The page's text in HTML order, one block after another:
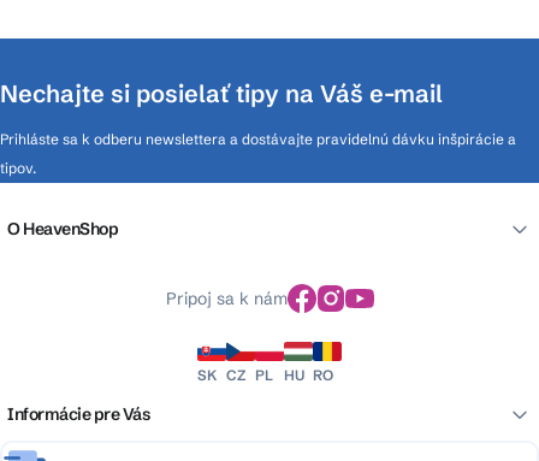
Nechajte si posielať tipy na Váš e-mail
Prihláste sa k odberu newslettera a dostávajte pravidelnú dávku inšpirácie a
tipov.
O HeavenShop
Pripoj sa k nám
SK CZ PL HU RO
Informácie pre Vás